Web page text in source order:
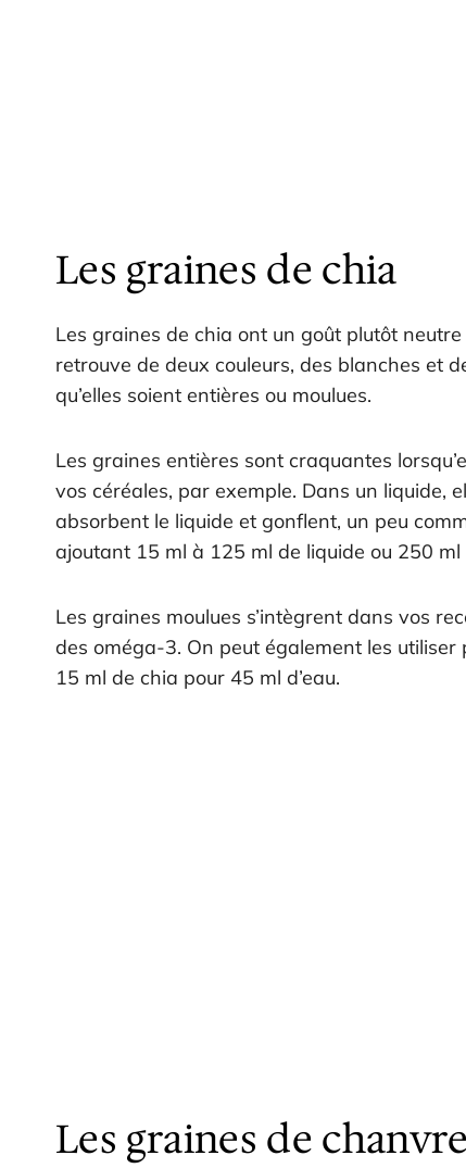
Les graines de chia
Les graines de chia ont un goût plutôt
retrouve de deux couleurs, des blanches et
qu’elles soient entières ou moulues.
Les graines entières sont craquantes
vos céréales, par exemple. Dans un liquide,
absorbent le liquide et gonflent, un peu
ajoutant 15 ml à 125 ml de liquide ou 250
Les graines moulues s’intègrent dans vos
des oméga-3. On peut également les
15 ml de chia pour 45 ml d’eau.
Les graines de